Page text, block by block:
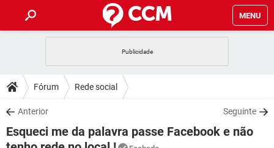
MENU
CELULAR
OUTLOOK
INSTAGRAM GMAIL
DICAS
JOGOS
OUTLOOK
DOWNLOADS
JOGOS WHATSAPP
FÓRUM
Fórum Rede social
Anterior Seguinte
Esqueci me da palavra passe Facebook e não